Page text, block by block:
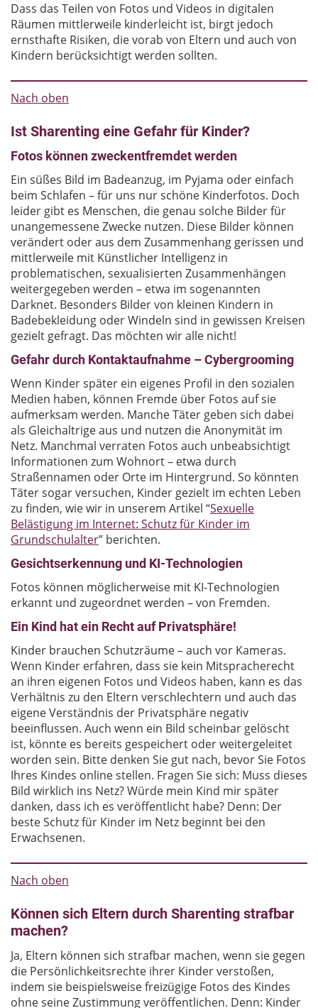
Dass das Teilen von Fotos und Videos in digitalen
Räumen mittlerweile kinderleicht ist, birgt jedoch
ernsthafte Risiken, die vorab von Eltern und auch von
Kindern berücksichtigt werden sollten.
Nach oben
Ist Sharenting eine Gefahr für Kinder?
Fotos können zweckentfremdet werden
Ein süßes Bild im Badeanzug, im Pyjama oder einfach
beim Schlafen – für uns nur schöne Kinderfotos. Doch
leider gibt es Menschen, die genau solche Bilder für
unangemessene Zwecke nutzen. Diese Bilder können
verändert oder aus dem Zusammenhang gerissen und
mittlerweile mit Künstlicher Intelligenz in
problematischen, sexualisierten Zusammenhängen
weitergegeben werden – etwa im sogenannten
Darknet. Besonders Bilder von kleinen Kindern in
Badebekleidung oder Windeln sind in gewissen Kreisen
gezielt gefragt. Das möchten wir alle nicht!
Gefahr durch Kontaktaufnahme – Cybergrooming
Wenn Kinder später ein eigenes Profil in den sozialen
Medien haben, können Fremde über Fotos auf sie
aufmerksam werden. Manche Täter geben sich dabei
als Gleichaltrige aus und nutzen die Anonymität im
Netz. Manchmal verraten Fotos auch unbeabsichtigt
Informationen zum Wohnort – etwa durch
Straßennamen oder Orte im Hintergrund. So könnten
Täter sogar versuchen, Kinder gezielt im echten Leben
zu finden, wie wir in unserem Artikel “Sexuelle
Belästigung im Internet: Schutz für Kinder im
Grundschulalter” berichten.
Gesichtserkennung und KI-Technologien
Fotos können möglicherweise mit KI-Technologien
erkannt und zugeordnet werden – von Fremden.
Ein Kind hat ein Recht auf Privatsphäre!
Kinder brauchen Schutzräume – auch vor Kameras.
Wenn Kinder erfahren, dass sie kein Mitspracherecht
an ihren eigenen Fotos und Videos haben, kann es das
Verhältnis zu den Eltern verschlechtern und auch das
eigene Verständnis der Privatsphäre negativ
beeinflussen. Auch wenn ein Bild scheinbar gelöscht
ist, könnte es bereits gespeichert oder weitergeleitet
worden sein. Bitte denken Sie gut nach, bevor Sie Fotos
Ihres Kindes online stellen. Fragen Sie sich: Muss dieses
Bild wirklich ins Netz? Würde mein Kind mir später
danken, dass ich es veröffentlicht habe? Denn: Der
beste Schutz für Kinder im Netz beginnt bei den
Erwachsenen.
Nach oben
Können sich Eltern durch Sharenting strafbar
machen?
Ja, Eltern können sich strafbar machen, wenn sie gegen
die Persönlichkeitsrechte ihrer Kinder verstoßen,
indem sie beispielsweise freizügige Fotos des Kindes
ohne seine Zustimmung veröffentlichen. Denn: Kinder